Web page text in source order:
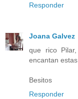
Responder
Joana Galvez
que rico
encantan
Besitos
Responder